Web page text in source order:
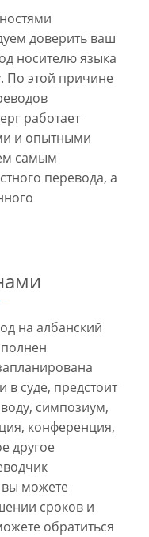
доверить ваш
носителю языка
По этой причине
работает
и опытными
самым
перевода, а
на албанский
в суде, предстоит
симпозиум,
конференция,
другое
вы можете
сроков и
обратиться